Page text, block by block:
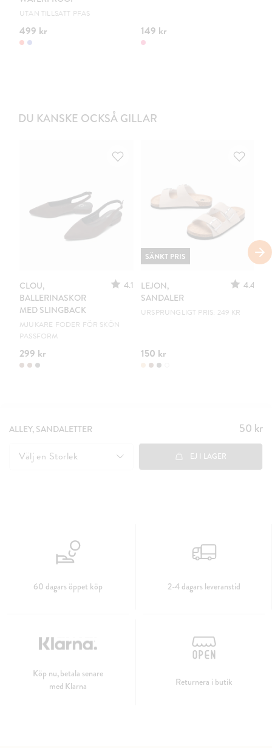
UTAN TILLSATT PFAS
499 kr 149 kr
DU KANSKE OCKSÅ GILLAR
CLOU,
BALLERINASKOR
MED SLINGBACK
4.1
MJUKARE FODER FÖR SKÖN
PASSFORM
299 kr
LEJON,
SANDALER
4.4
URSPRUNGLIGT PRIS: 249 KR
150 kr
SÄNKT PRIS
ALLEY, SANDALETTER Pris:
50 kr
50 kr
Välj en Storlek EJ I LAGER
60 dagars öppet köp 2-4 dagars leveranstid
Köp nu, betala senare
med Klarna
Returnera i butik